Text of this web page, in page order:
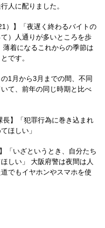
人に配りました。
）】「夜遅く終わるバイトの
）人通りが多いところを歩
着になるこれからの季節は
です。
1月から3月までの間、不同
て、前年の同じ時期と比べ
長】「犯罪行為に巻き込まれ
ほしい」
「いざというとき、自分たち
しい」 大阪府警は夜間は人
でもイヤホンやスマホを使